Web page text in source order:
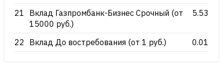
21
Вклад Газпромбанк-Бизнес Срочный (от
15000 руб.)
5.53
22 Вклад До востребования (от 1 руб.) 0.01